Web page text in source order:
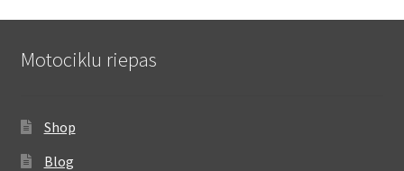
Motociklu riepas
Shop
Blog